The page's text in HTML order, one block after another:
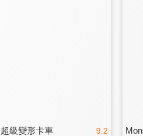
9.2
超級變形卡車